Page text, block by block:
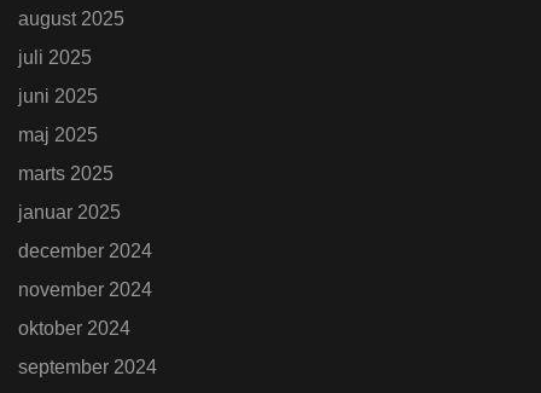
august 2025
juli 2025
juni 2025
maj 2025
marts 2025
januar 2025
december 2024
november 2024
oktober 2024
september 2024